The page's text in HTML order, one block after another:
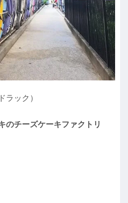
ラック）
のチーズケーキファクトリ